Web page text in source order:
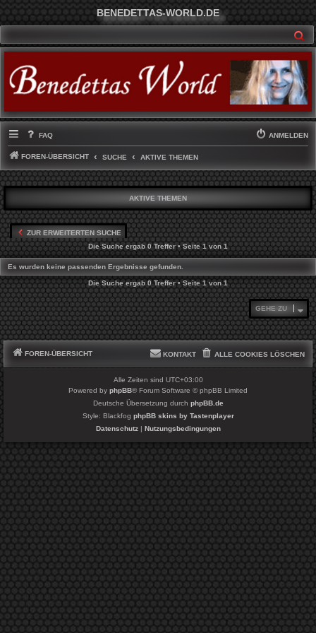
BENEDETTAS-WORLD.DE
FAQ ANMELDEN
FOREN-ÜBERSICHT SUCHE AKTIVE THEMEN
AKTIVE THEMEN
ZUR ERWEITERTEN SUCHE
Die Suche ergab 0 Treffer • Seite1von1
Es wurden keine passenden Ergebnisse gefunden.
Die Suche ergab 0 Treffer • Seite1von1
GEHE ZU
FOREN-ÜBERSICHT ALLE COOKIES LÖSCHEN
KONTAKT
Alle Zeiten sind UTC+03:00
Powered by phpBB® Forum Software © phpBB Limited
Deutsche Übersetzung durch phpBB.de
Style: Blackfog phpBB skins by Tastenplayer
Datenschutz| Nutzungsbedingungen